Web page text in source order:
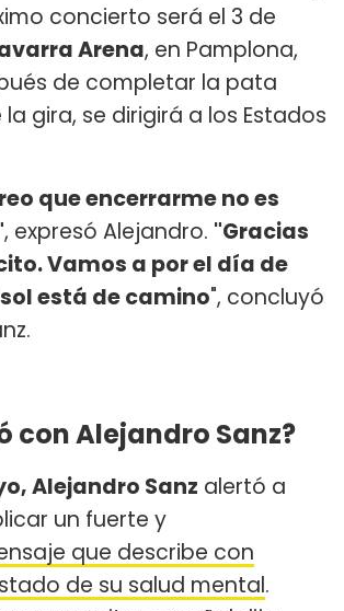
concierto será el 3 de
Arena, en Pamplona,
de completar la pata
gira, se dirigirá a los Estados
que encerrarme no es
, expresó Alejandro. "Gracias
Vamos a por el día de
está de camino", concluyó
con Alejandro Sanz?
Alejandro Sanz alertó a
un fuerte y
que describe con
de su salud mental.